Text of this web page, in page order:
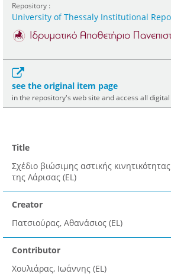
Repository :
University of Thessaly Institutional
see the original item page
in the repository's web site and access all
Title
Σχέδιο βιώσιμης αστικής
της Λάρισας (EL)
Creator
Πατσιούρας, Αθανάσιος (EL)
Contributor
Χουλιάρας, Ιωάννης (EL)